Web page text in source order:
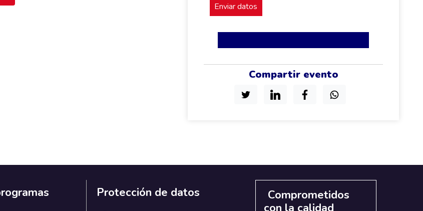
Compartir evento
Protección de datos
Comprometidos
con la calidad